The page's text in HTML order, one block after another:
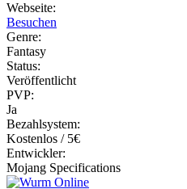
Webseite:
Besuchen
Genre:
Fantasy
Status:
Veröffentlicht
PVP:
Ja
Bezahlsystem:
Kostenlos / 5€
Entwickler:
Mojang Specifications